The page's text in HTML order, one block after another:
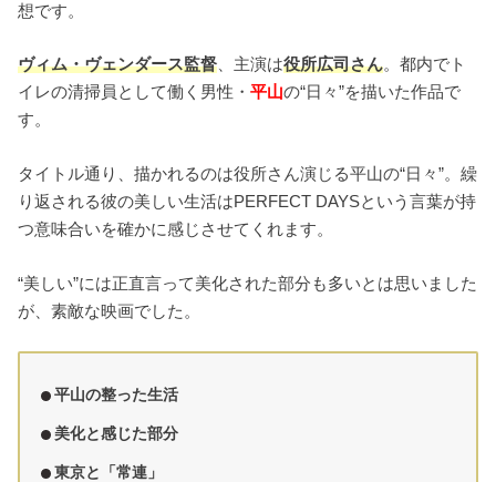
想です。
ヴィム・ヴェンダース監督、主演は役所広司さん。都内でト
イレの清掃員として働く男性・平山の“日々”を描いた作品で
す。
タイトル通り、描かれるのは役所さん演じる平山の“日々”。繰
り返される彼の美しい生活はPERFECT DAYSという言葉が持
つ意味合いを確かに感じさせてくれます。
“美しい”には正直言って美化された部分も多いとは思いました
が、素敵な映画でした。
平山の整った生活
美化と感じた部分
東京と「常連」